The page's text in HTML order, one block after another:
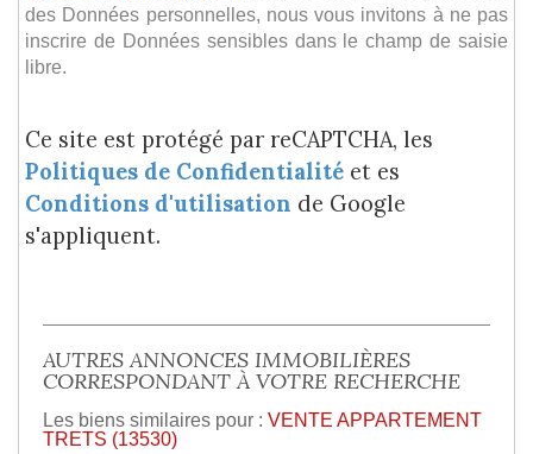
des Données personnelles, nous vous invitons à ne pas
inscrire de Données sensibles dans le champ de saisie
libre.
Ce site est protégé par reCAPTCHA, les
Politiques de Confidentialité et es
Conditions d'utilisation de Google
s'appliquent.
AUTRES ANNONCES IMMOBILIÈRES
CORRESPONDANT À VOTRE RECHERCHE
Les biens similaires pour : VENTE APPARTEMENT
TRETS (13530)